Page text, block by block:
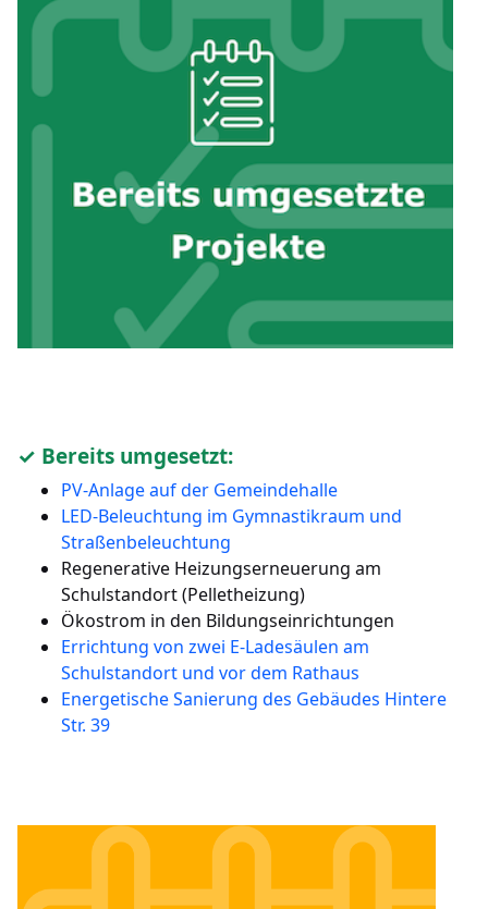
✓ Bereits umgesetzt:
PV-Anlage auf der Gemeindehalle
LED-Beleuchtung im Gymnastikraum und
Straßenbeleuchtung
Regenerative Heizungserneuerung am
Schulstandort (Pelletheizung)
Ökostrom in den Bildungseinrichtungen
Errichtung von zwei E-Ladesäulen am
Schulstandort und vor dem Rathaus
Energetische Sanierung des Gebäudes Hintere
Str. 39